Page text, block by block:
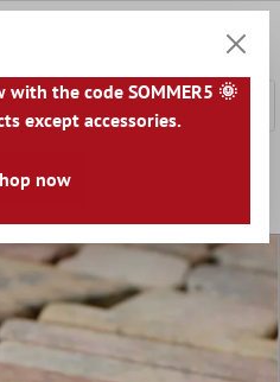
Koszyk
Kamień Naturalny
the code SOMMER5 🌞
except accessories.
now